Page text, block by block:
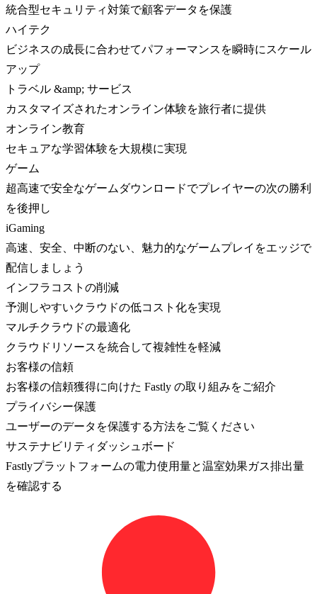
統合型セキュリティ対策で顧客データを保護
ハイテク
ビジネスの成長に合わせてパフォーマンスを瞬時にスケール
アップ
トラベル &amp; サービス
カスタマイズされたオンライン体験を旅行者に提供
オンライン教育
セキュアな学習体験を大規模に実現
ゲーム
超高速で安全なゲームダウンロードでプレイヤーの次の勝利
を後押し
iGaming
高速、安全、中断のない、魅力的なゲームプレイをエッジで
配信しましょう
インフラコストの削減
予測しやすいクラウドの低コスト化を実現
マルチクラウドの最適化
クラウドリソースを統合して複雑性を軽減
お客様の信頼
お客様の信頼獲得に向けた Fastly の取り組みをご紹介
プライバシー保護
ユーザーのデータを保護する方法をご覧ください
サステナビリティダッシュボード
Fastlyプラットフォームの電力使用量と温室効果ガス排出量
を確認する